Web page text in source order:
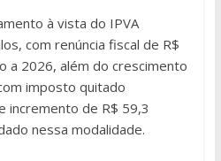
à vista do IPVA
com renúncia fiscal de R$
a 2026, além do crescimento
imposto quitado
incremento de R$ 59,3
nessa modalidade.